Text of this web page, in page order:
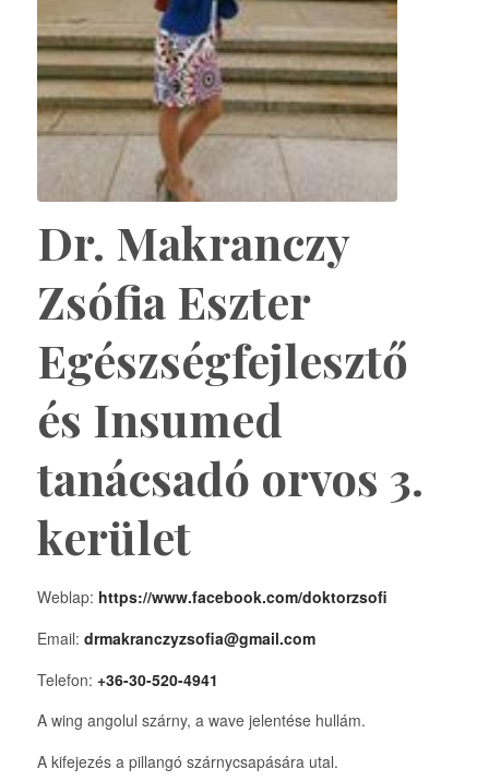
Dr. Makranczy
Zsófia Eszter
Egészségfejlesztő
és Insumed
tanácsadó orvos 3.
kerület
Weblap: https://www.facebook.com/doktorzsofi
Email: drmakranczyzsofia@gmail.com
Telefon: +36-30-520-4941
A wing angolul szárny, a wave jelentése hullám.
A kifejezés a pillangó szárnycsapására utal.